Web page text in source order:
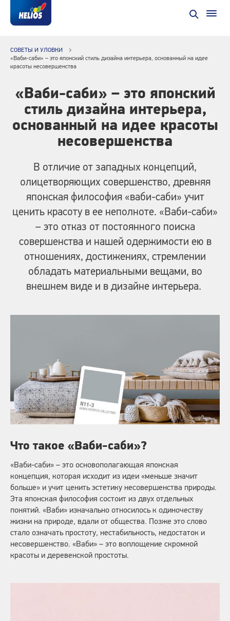
СОВЕТЫ И УЛОВКИ
«Ваби-саби» – это японский стиль дизайна интерьера, основанный на идее
красоты несовершенства
«Ваби-саби» – это японский
стиль дизайна интерьера,
основанный на идее красоты
несовершенства
В отличие от западных концепций,
олицетворяющих совершенство, древняя
японская философия «ваби-саби» учит
ценить красоту в ее неполноте. «Ваби-саби»
– это отказ от постоянного поиска
совершенства и нашей одержимости ею в
отношениях, достижениях, стремлении
обладать материальными вещами, во
внешнем виде и в дизайне интерьера.
Что такое «Ваби-саби»?
«Ваби-саби» – это основополагающая японская
концепция, которая исходит из идеи «меньше значит
больше» и учит ценить эстетику несовершенства природы.
Эта японская философия состоит из двух отдельных
понятий. «Ваби» изначально относилось к одиночеству
жизни на природе, вдали от общества. Позже это слово
стало означать простоту, нестабильность, недостаток и
несовершенство. «Ваби» – это воплощение скромной
красоты и деревенской простоты.